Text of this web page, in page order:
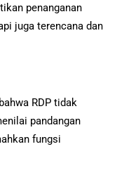
penanganan
juga terencana dan
RDP tidak
pandangan
fungsi